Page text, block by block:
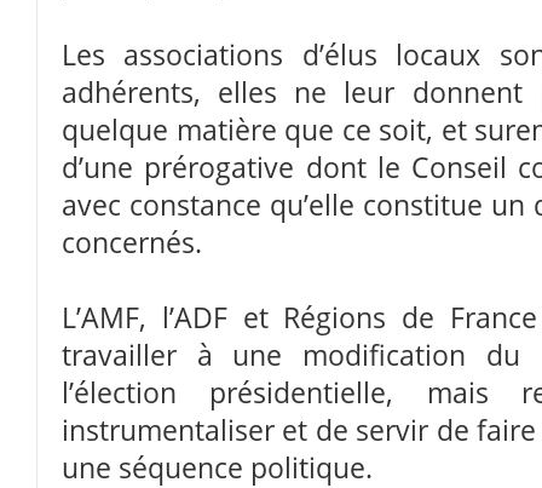
Les associations d’élus locaux
adhérents, elles ne leur donnent
quelque matière que ce soit, et
d’une prérogative dont le Conseil
avec constance qu’elle constitue
concernés.
L’AMF, l’ADF et Régions de
travailler à une modification du
l’élection présidentielle,
instrumentaliser et de servir de faire
une séquence politique.